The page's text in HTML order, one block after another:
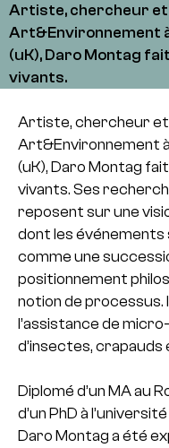
Artiste, chercheur
Art&Environnement
(uK), Daro Montag
vivants.
Artiste, chercheur
Art&Environnement
(uK), Daro Montag
vivants. Ses
reposent sur une
dont les
comme une
positionnement
notion de
l’assistance de
d’insectes,
Diplomé d’un MA au
d’un PhD à
Daro Montag a été